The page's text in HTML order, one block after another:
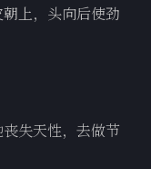
上，头向后使劲
失天性，去做节